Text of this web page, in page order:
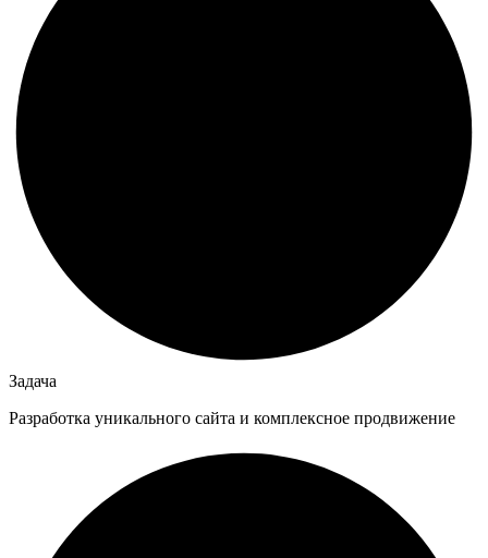
Задача
Разработка уникального сайта и комплексное продвижение